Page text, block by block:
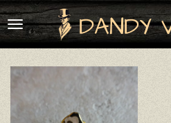
Passer
au
contenu
DANDY